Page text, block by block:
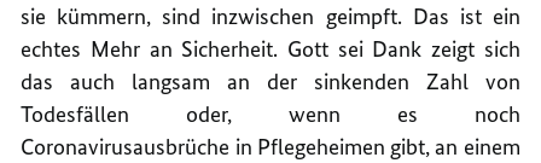
sie kümmern, sind inzwischen geimpft. Das ist ein
echtes Mehr an Sicherheit. Gott sei Dank zeigt sich
das auch langsam an der sinkenden Zahl von
Todesfällen oder, wenn es noch
Coronavirusausbrüche in Pflegeheimen gibt, an einem